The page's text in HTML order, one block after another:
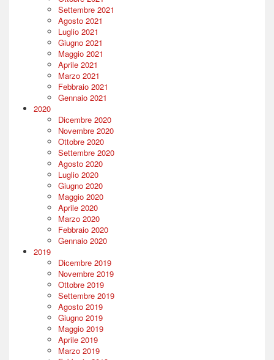
Settembre 2021
Agosto 2021
Luglio 2021
Giugno 2021
Maggio 2021
Aprile 2021
Marzo 2021
Febbraio 2021
Gennaio 2021
2020
Dicembre 2020
Novembre 2020
Ottobre 2020
Settembre 2020
Agosto 2020
Luglio 2020
Giugno 2020
Maggio 2020
Aprile 2020
Marzo 2020
Febbraio 2020
Gennaio 2020
2019
Dicembre 2019
Novembre 2019
Ottobre 2019
Settembre 2019
Agosto 2019
Giugno 2019
Maggio 2019
Aprile 2019
Marzo 2019